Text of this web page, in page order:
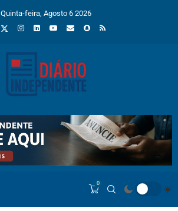
Quinta-feira, Agosto 6 2026
0